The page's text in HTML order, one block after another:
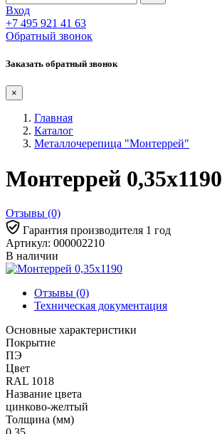
Вход
+7 495 921 41 63
Обратный звонок
Заказать обратный звонок
×
Главная
Каталог
Металлочерепица "Монтеррей"
Монтеррей 0,35х1190
Отзывы (0)
Гарантия производителя 1 год
Артикул: 000002210
В наличии
Отзывы (0)
Техническая документация
Основные характеристики
Покрытие
ПЭ
Цвет
RAL 1018
Название цвета
цинково-желтый
Толщина (мм)